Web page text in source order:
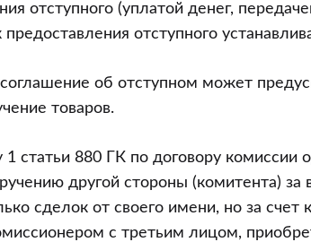
отступного (уплатой денег,
отступного
об отступном может
товаров.
1 статьи 880 ГК по договору комиссии
другой стороны (комитента) за
сделок от своего имени, но за счет
с третьим лицом,